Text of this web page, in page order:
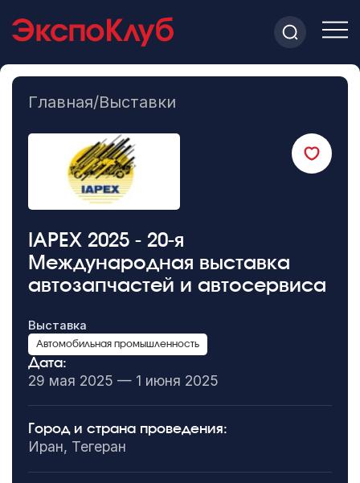
Главная/Выставки
IAPEX 2025 - 20-я
Международная выставка
автозапчастей и автосервиса
Выставка
Автомобильная промышленность
Дата:
29 мая 2025 — 1 июня 2025
Город и страна проведения:
Иран, Тегеран